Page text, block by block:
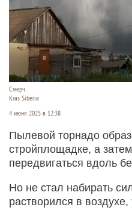
Смерч.
Kras Siberia
4 июня 2025 в 12:38
Пылевой торнадо
стройплощадке, а
передвигаться вдоль
Но не стал набирать
растворился в воздухе,